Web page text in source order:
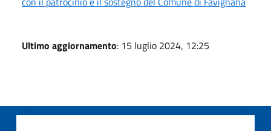
Ultimo aggiornamento: 15 luglio 2024, 12:25